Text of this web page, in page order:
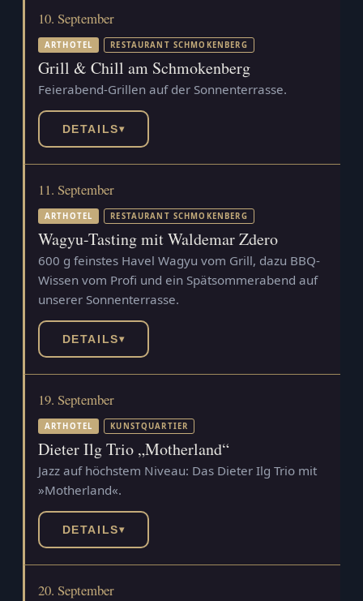
10. September
ARTHOTEL RESTAURANT SCHMOKENBERG
Grill & Chill am Schmokenberg
Feierabend-Grillen auf der Sonnenterrasse.
DETAILS▾
11. September
ARTHOTEL RESTAURANT SCHMOKENBERG
Wagyu-Tasting mit Waldemar Zdero
600 g feinstes Havel Wagyu vom Grill, dazu BBQ-
Wissen vom Profi und ein Spätsommerabend auf
unserer Sonnenterrasse.
DETAILS▾
19. September
ARTHOTEL KUNSTQUARTIER
Dieter Ilg Trio „Motherland“
Jazz auf höchstem Niveau: Das Dieter Ilg Trio mit
»Motherland«.
DETAILS▾
20. September